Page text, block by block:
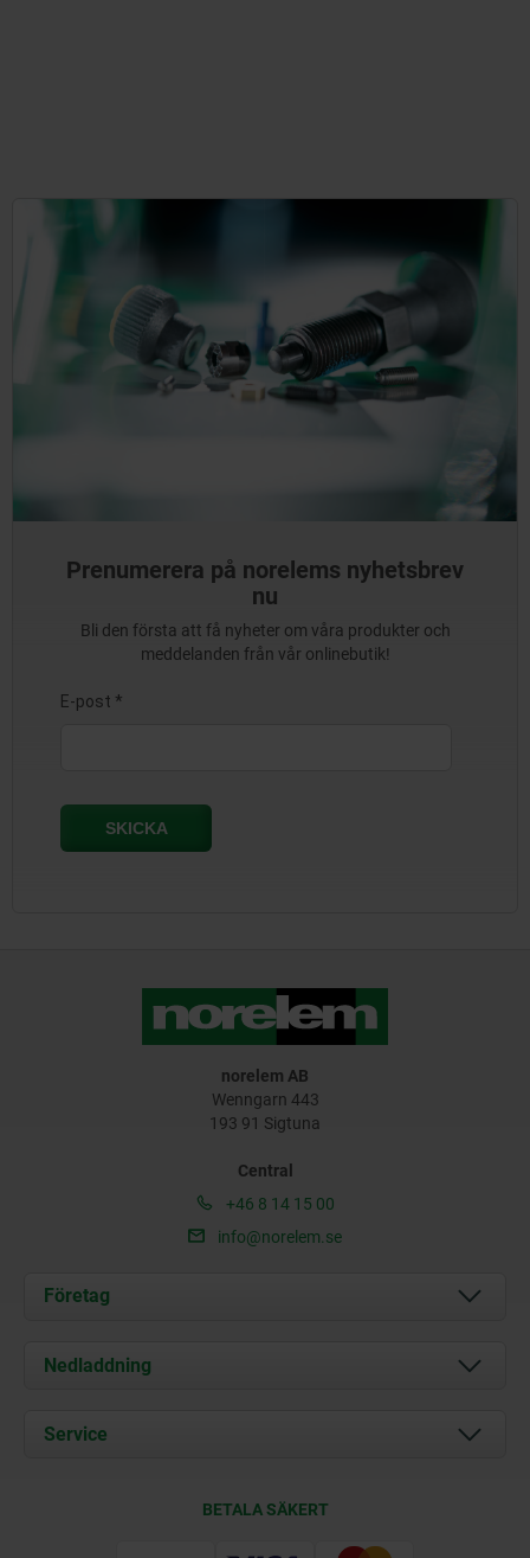
Prenumerera på norelems nyhetsbrev
nu
Bli den första att få nyheter om våra produkter och
meddelanden från vår onlinebutik!
norelem AB
Wenngarn 443
193 91 Sigtuna
Central
+46 8 14 15 00
info@norelem.se
Företag
Om oss
Kontakt
Nedladdning
Service
BETALA SÄKERT